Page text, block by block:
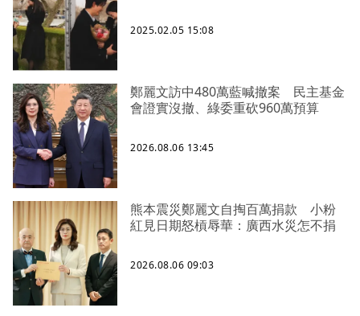
2025.02.05 15:08
鄭麗文訪中480萬藍喊撤案 民主基金
會證實沒撤、綠委重砍960萬預算
2026.08.06 13:45
熊本震災鄭麗文自掏百萬捐款 小粉
紅見日期怒槓辱華：廣西水災怎不捐
2026.08.06 09:03